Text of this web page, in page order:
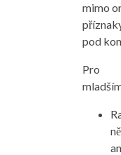
mimo
pod
Pro